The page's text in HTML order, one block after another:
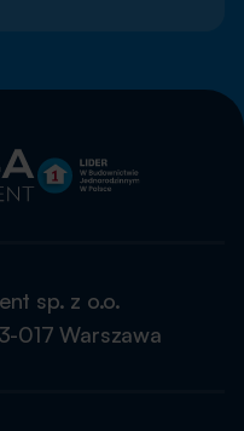
sp. z o.o.
017 Warszawa